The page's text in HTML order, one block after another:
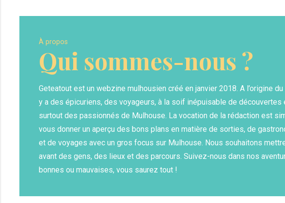
À propos
Qui sommes-nous ?
Geteatout est un webzine mulhousien créé en janvier 2018. A l’origine du
y a des épicuriens, des voyageurs, à la soif inépuisable de découvertes
surtout des passionnés de Mulhouse. La vocation de la rédaction est
vous donner un aperçu des bons plans en matière de sorties, de
et de voyages avec un gros focus sur Mulhouse. Nous souhaitons
avant des gens, des lieux et des parcours. Suivez-nous dans nos
bonnes ou mauvaises, vous saurez tout !